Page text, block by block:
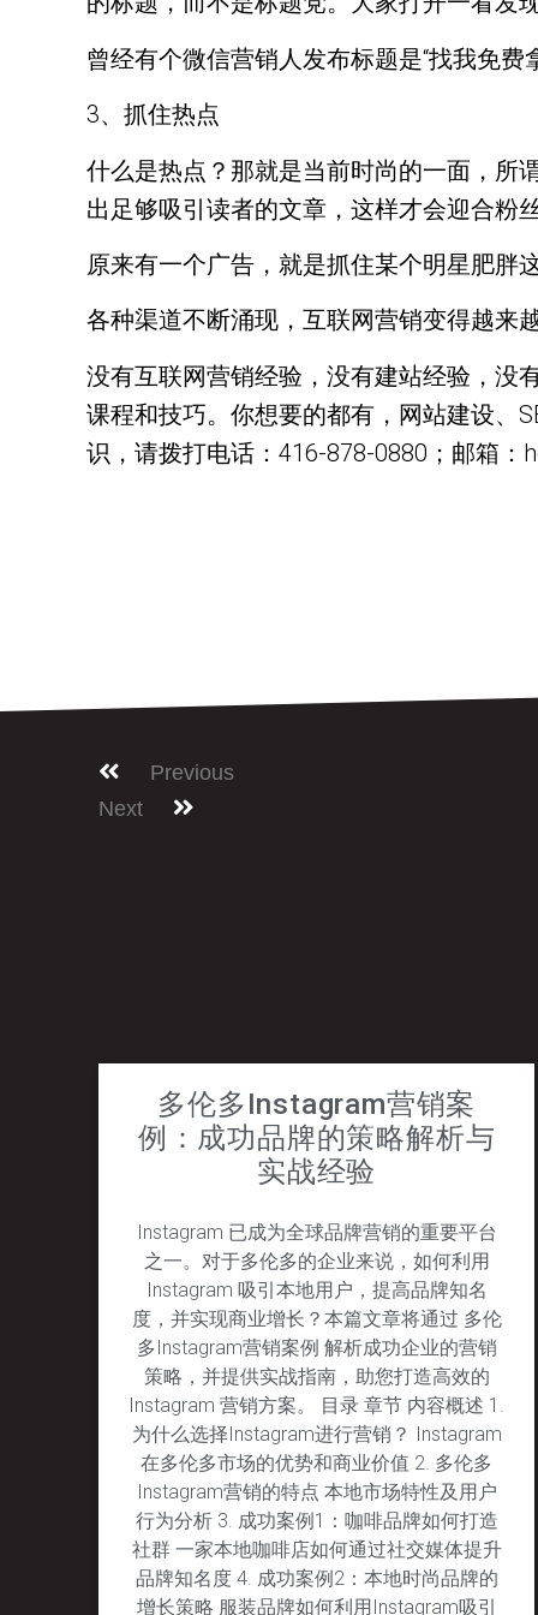
曾经有个微信营销人发布标题是“找我免
3、抓住热点
什么是热点？那就是当前时尚的一面，所
出足够吸引读者的文章，这样才会迎合粉
原来有一个广告，就是抓住某个明星肥胖
各种渠道不断涌现，互联网营销变得越来
没有互联网营销经验，没有建站经验，没
课程和技巧。你想要的都有，网站建设、
识，请拨打电话：416-878-0880；邮箱：
Previous
Next
多伦多Instagram营销案
例：成功品牌的策略解析与
实战经验
Instagram 已成为全球品牌营销的重要平台
之一。对于多伦多的企业来说，如何利用
Instagram 吸引本地用户，提高品牌知名
度，并实现商业增长？本篇文章将通过 多伦
多Instagram营销案例 解析成功企业的营销
策略，并提供实战指南，助您打造高效的
Instagram 营销方案。 目录 章节 内容概述 1.
为什么选择Instagram进行营销？ Instagram
在多伦多市场的优势和商业价值 2. 多伦多
Instagram营销的特点 本地市场特性及用户
行为分析 3. 成功案例1：咖啡品牌如何打造
社群 一家本地咖啡店如何通过社交媒体提升
品牌知名度 4. 成功案例2：本地时尚品牌的
增长策略 服装品牌如何利用Instagram吸引